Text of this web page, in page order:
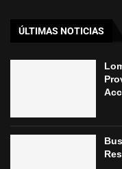
ÚLTIMAS NOTICIAS